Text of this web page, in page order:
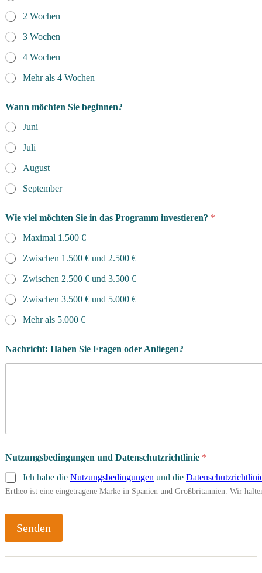
2 Wochen
3 Wochen
4 Wochen
Mehr als 4 Wochen
Wann möchten Sie beginnen?
Juni
Juli
August
September
Wie viel möchten Sie in das Programm investieren? *
Maximal 1.500 €
Zwischen 1.500 € und 2.500 €
Zwischen 2.500 € und 3.500 €
Zwischen 3.500 € und 5.000 €
Mehr als 5.000 €
r
o
Nachricht: Haben Sie Fragen oder Anliegen?
Nutzungsbedingungen und Datenschutzrichtlinie *
Ich habe die Nutzungsbedingungen und die
Ertheo ist eine eingetragene Marke in Spanien und Großbritannien. Wir
Senden